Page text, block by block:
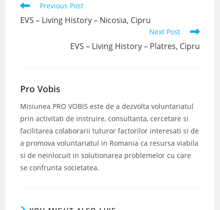
Read
articles
Previous Post
EVS – Living History – Nicosia, Cipru
Next Post
EVS – Living History – Platres, Cipru
Pro Vobis
Misiunea PRO VOBIS este de a dezvolta voluntariatul
prin activitati de instruire, consultanta, cercetare si
facilitarea colaborarii tuturor factorilor interesati si de
a promova voluntariatul in Romania ca resursa viabila
si de neinlocuit in solutionarea problemelor cu care
se confrunta societatea.